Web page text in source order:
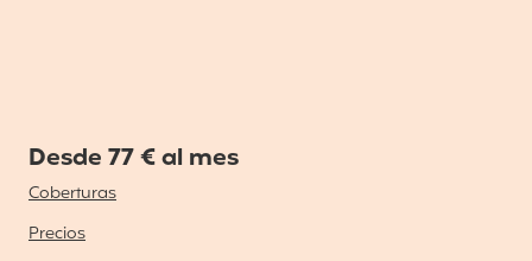
Desde 77 € al mes
Coberturas
Precios